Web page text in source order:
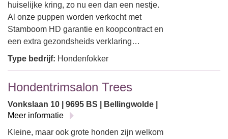
huiselijke kring, zo nu een dan een nestje.
Al onze puppen worden verkocht met
Stamboom HD garantie en koopcontract en
een extra gezondsheids verklaring…
Type bedrijf: Hondenfokker
Hondentrimsalon Trees
Vonkslaan 10 | 9695 BS | Bellingwolde |
Meer informatie
Kleine, maar ook grote honden zijn welkom